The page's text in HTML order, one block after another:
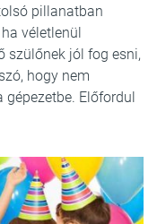
pillanatban
véletlenül
szülőnek jól fog esni,
hogy nem
Előfordul